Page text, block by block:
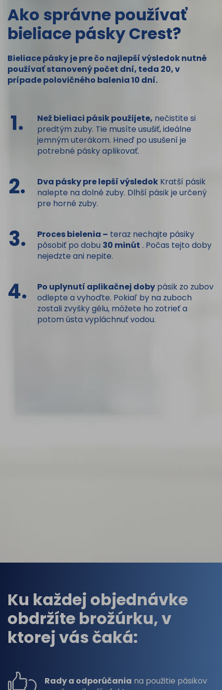
Ako správne používať
bieliace pásky Crest?
Bieliace pásky je pre čo najlepší výsledok nutné
používať stanovený počet dní, teda 20, v
prípade polovičného balenia 10 dní.
1. Než bieliaci pásik použijete, nečistite si
predtým zuby. Tie musíte usušiť, ideálne
jemným uterákom. Hneď po usušení je
potrebné pásky aplikovať.
2. Dva pásky pre lepší výsledok Kratší pásik
nalepte na dolné zuby. Dlhší pásik je určený
pre horné zuby.
3. Proces bielenia – teraz nechajte pásiky
pôsobiť po dobu 30 minút . Počas tejto doby
nejedzte ani nepite.
4. Po uplynutí aplikačnej doby pásik zo zubov
odlepte a vyhoďte. Pokiaľ by na zuboch
zostali zvyšky gélu, môžete ho zotrieť a
potom ústa vypláchnuť vodou.
Ku každej objednávke
obdržíte brožúrku, v
ktorej vás čaká:
Rady a odporúčania na použitie pásikov